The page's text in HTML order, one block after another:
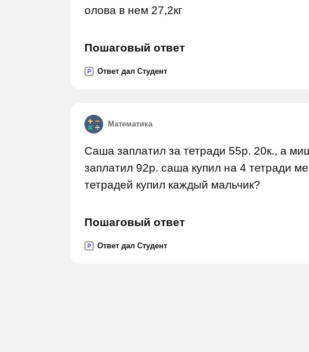
олова в нем 27,2кг
Пошаговый ответ
P Ответ дал Студент
Математика
Саша заплатил за тетради 55р. 20к., а
заплатил 92р. саша купил на 4 тетради
тетрадей купил каждый мальчик?
Пошаговый ответ
P Ответ дал Студент